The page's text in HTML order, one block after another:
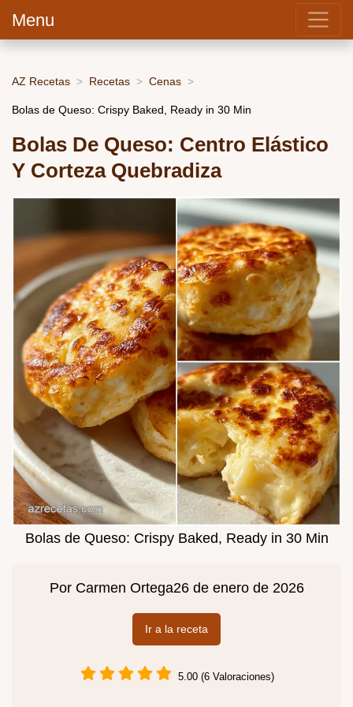
Menu
AZ Recetas Recetas Cenas
Bolas de Queso: Crispy Baked, Ready in 30 Min
Bolas De Queso: Centro Elástico
Y Corteza Quebradiza
Bolas de Queso: Crispy Baked, Ready in 30 Min
Por Carmen Ortega26 de enero de 2026
Ir a la receta
5.00 (6 Valoraciones)